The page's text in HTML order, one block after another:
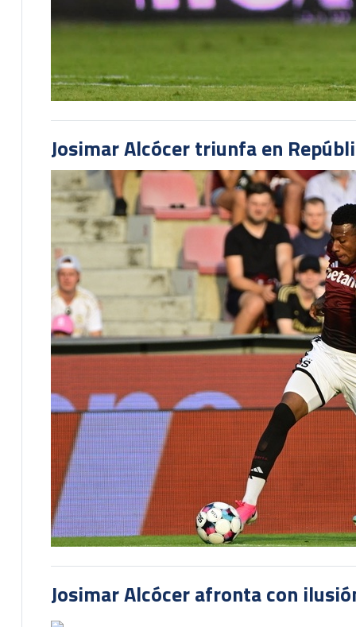
Josimar Alcócer triunfa en
Josimar Alcócer afronta con